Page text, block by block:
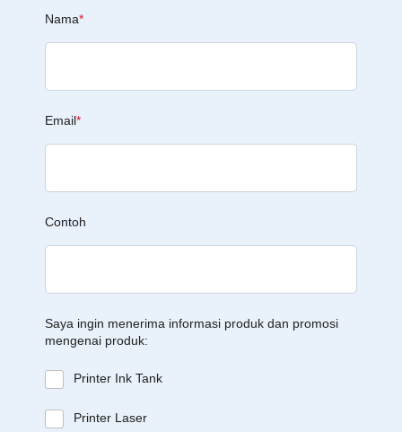
Nama*
Email*
Contoh
Saya ingin menerima informasi produk dan promosi
mengenai produk:
Printer Ink Tank
Printer Laser